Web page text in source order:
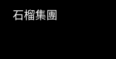
石榴集團